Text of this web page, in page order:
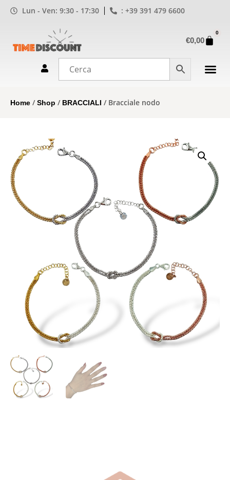
Lun - Ven: 9:30 - 17:30 : +39 391 479 6600
€0,00
0
Home /Shop / BRACCIALI / Bracciale nodo